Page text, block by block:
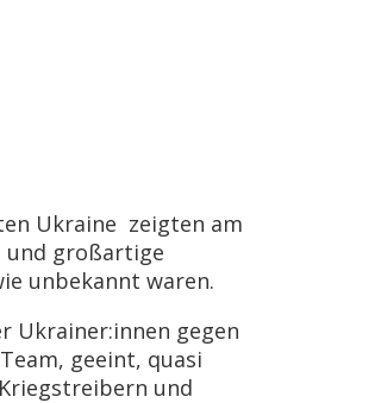
Ukraine zeigten am
und großartige
unbekannt waren.
Ukrainer:innen gegen
geeint, quasi
und